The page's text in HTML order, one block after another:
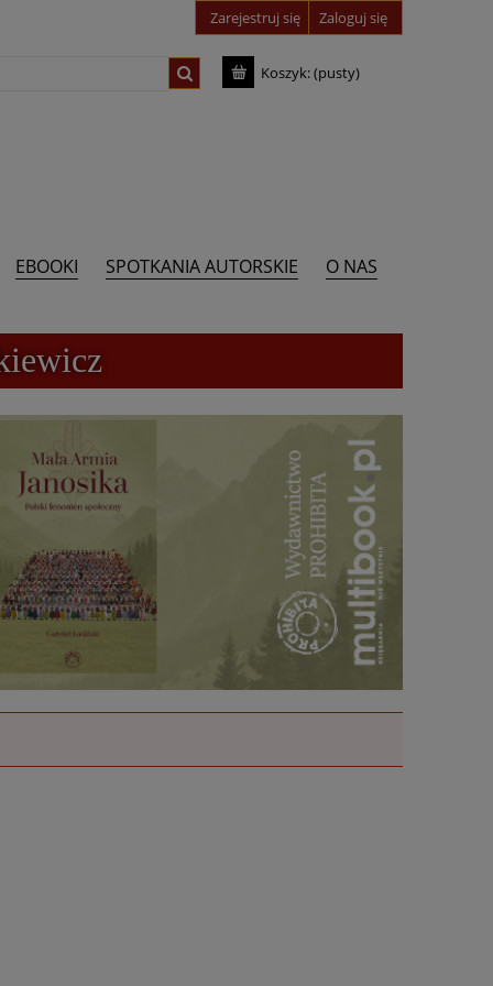
Zarejestruj się Zaloguj się
Koszyk:(pusty)
EBOOKI SPOTKANIA AUTORSKIE O NAS